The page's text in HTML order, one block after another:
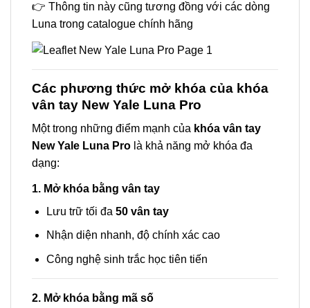
👉 Thông tin này cũng tương đồng với các dòng
Luna trong catalogue chính hãng
Các phương thức mở khóa của khóa
vân tay New Yale Luna Pro
Một trong những điểm mạnh của khóa vân tay
New Yale Luna Pro là khả năng mở khóa đa
dạng:
1. Mở khóa bằng vân tay
Lưu trữ tối đa 50 vân tay
Nhận diện nhanh, độ chính xác cao
Công nghệ sinh trắc học tiên tiến
2. Mở khóa bằng mã số